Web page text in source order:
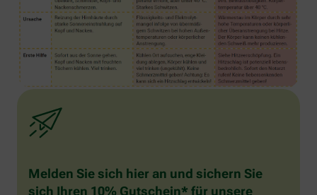
Melden Sie sich hier an und sichern Sie
sich Ihren 10% Gutschein* für unsere